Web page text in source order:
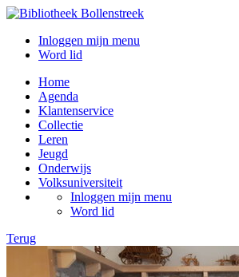
Inloggen mijn menu
Word lid
Home
Agenda
Klantenservice
Collectie
Leren
Jeugd
Onderwijs
Volksuniversiteit
Inloggen mijn menu
Word lid
Terug